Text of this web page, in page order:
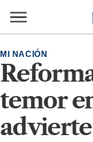
temor
MI NACIÓN